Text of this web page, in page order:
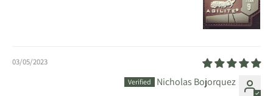
03/05/2023
Nicholas Bojorquez